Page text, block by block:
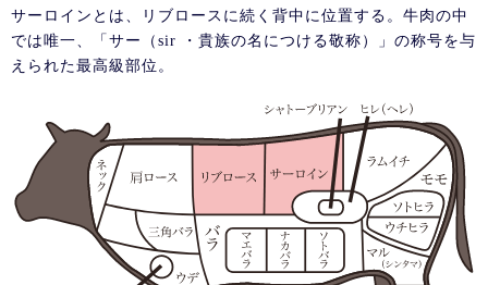
サーロインとは、リブロースに続く背中に位置する。牛肉の中
では唯一、「サー（sir ・貴族の名につける敬称）」の称号を与
えられた最高級部位。